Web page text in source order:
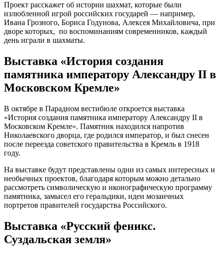
Проект расскажет об истории шахмат, которые были
излюбленной игрой российских государей — например,
Ивана Грозного, Бориса Годунова, Алексея Михайловича, при
дворе которых, по воспоминаниям современников, каждый
день играли в шахматы.
Выставка «История создания
памятника императору Александру II в
Московском Кремле»
В октябре в Парадном вестибюле откроется выставка
«История создания памятника императору Александру II в
Московском Кремле». Памятник находился напротив
Николаевского дворца, где родился император, и был снесен
после переезда советского правительства в Кремль в 1918
году.
На выставке будут представлены одни из самых интересных и
необычных проектов, благодаря которым можно детально
рассмотреть символическую и иконографическую программу
памятника, замысел его геральдики, идеи мозаичных
портретов правителей государства Российского.
Выставка «Русский феникс.
Суздальская земля»